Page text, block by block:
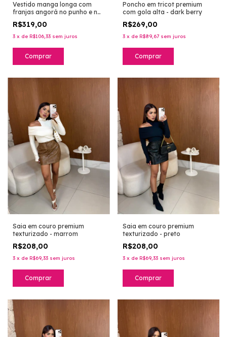
Vestido manga longa com
franjas angorá no punho e na
barra em tricot premium -
marrom
R$319,00
3 x de R$106,33 sem juros
Comprar
Poncho em tricot premium
com gola alta - dark berry
R$269,00
3 x de R$89,67 sem juros
Comprar
Saia em couro premium
texturizado - marrom
R$208,00
3 x de R$69,33 sem juros
Comprar
Saia em couro premium
texturizado - preto
R$208,00
3 x de R$69,33 sem juros
Comprar